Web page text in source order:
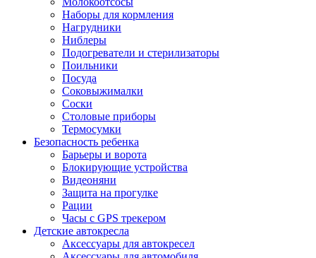
Наборы для кормления
Нагрудники
Ниблеры
Подогреватели и стерилизаторы
Поильники
Посуда
Соковыжималки
Соски
Столовые приборы
Термосумки
Безопасность ребенка
Барьеры и ворота
Блокирующие устройства
Видеоняни
Защита на прогулке
Рации
Часы с GPS трекером
Детские автокресла
Аксессуары для автокресел